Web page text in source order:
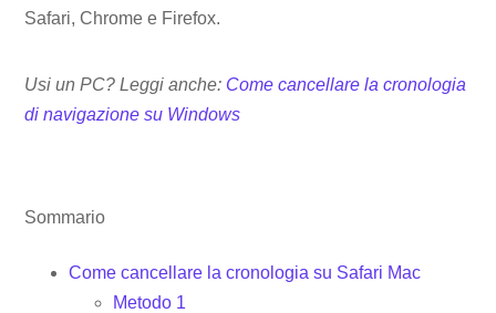
Safari, Chrome e Firefox.
Usi un PC? Leggi anche: Come cancellare la cronologia
di navigazione su Windows
Sommario
Come cancellare la cronologia su Safari Mac
Metodo 1